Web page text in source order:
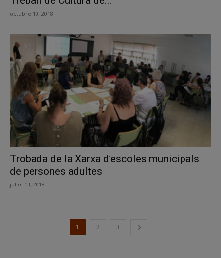
octubre 10, 2018
Trobada de la Xarxa d’escoles municipals
de persones adultes
juliol 13, 2018
1 2 3